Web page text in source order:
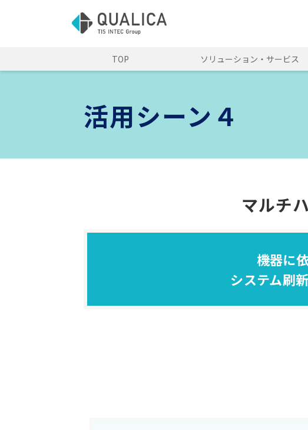
TOP ソリューション・サービス
活用シーン４
マルチ
機器に
システム刷